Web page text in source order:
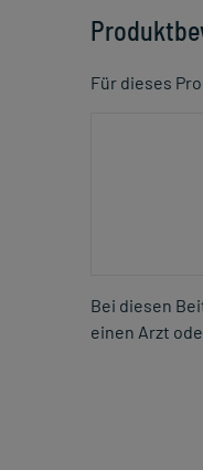
Für dieses
Bei diesen
einen Arzt